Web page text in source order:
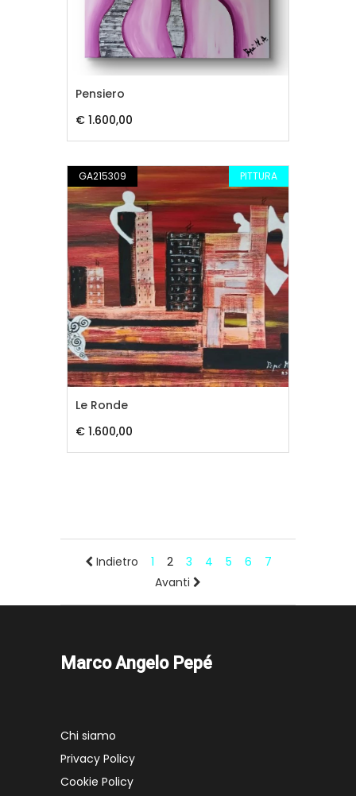
Pensiero
€ 1.600,00
GA215309 PITTURA
Le Ronde
€ 1.600,00
Indietro 1 2 3 4 5 6
7
Avanti
Marco Angelo Pepé
Chi siamo
Privacy Policy
Cookie Policy